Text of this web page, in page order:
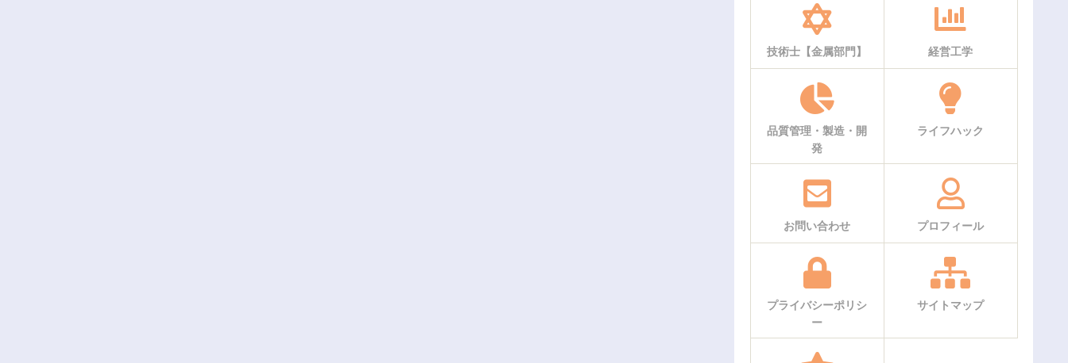
技術士【金属部門】 経営工学
品質管理・製造・開
発
ライフハック
お問い合わせ プロフィール
プライバシーポリシ
ー
サイトマップ